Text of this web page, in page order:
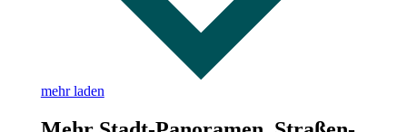
mehr laden